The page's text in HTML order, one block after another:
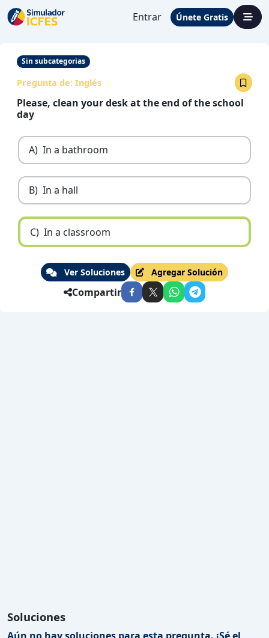
Entrar Únete Gratis
Sin subcategorias
Pregunta de: Inglés
Please, clean your desk at the end of the school
day
A) In a bathroom
B) In a hall
C) In a classroom
Ver Soluciones Agregar Solución
Compartir
Soluciones